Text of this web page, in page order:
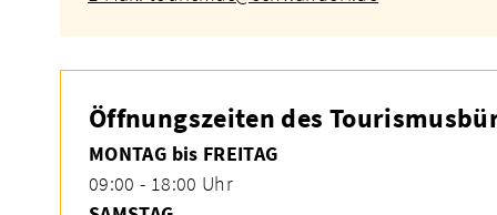
Öffnungszeiten des
MONTAG bis FREITAG
09:00 - 18:00 Uhr